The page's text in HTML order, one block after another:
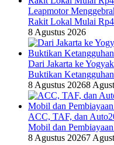
Leapmotor
Rakit Lokal Mulai
8 Agustus 2026
Dari Jakarta ke
Buktikan
8 Agustus 20268
ACC, TAF, dan
Mobil dan
8 Agustus 20267